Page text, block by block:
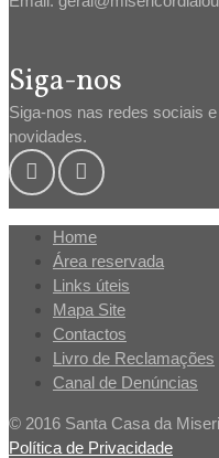
Siga-nos
Siga-nos nas redes sociais
novidades.
Home
Área reservada
Links úteis
Mapa Site
Contactos
Livro de Reclamações
Canal de Denúncias
© 2016 Santa Casa da
Política de Privacidade